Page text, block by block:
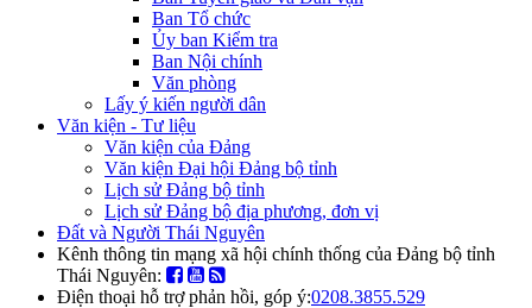
Ban Tổ chức
Ủy ban Kiểm tra
Ban Nội chính
Văn phòng
Lấy ý kiến người dân
Văn kiện - Tư liệu
Văn kiện của Đảng
Văn kiện Đại hội Đảng bộ tỉnh
Lịch sử Đảng bộ tỉnh
Lịch sử Đảng bộ địa phương, đơn vị
Đất và Người Thái Nguyên
Kênh thông tin mạng xã hội chính thống của Đảng bộ tỉnh
Thái Nguyên:
Điện thoại hỗ trợ phản hồi, góp ý:0208.3855.529